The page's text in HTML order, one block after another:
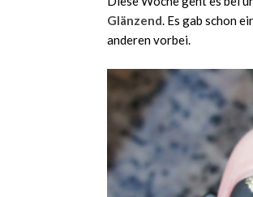
Glänzend . Es gab schon
anderen vorbei.